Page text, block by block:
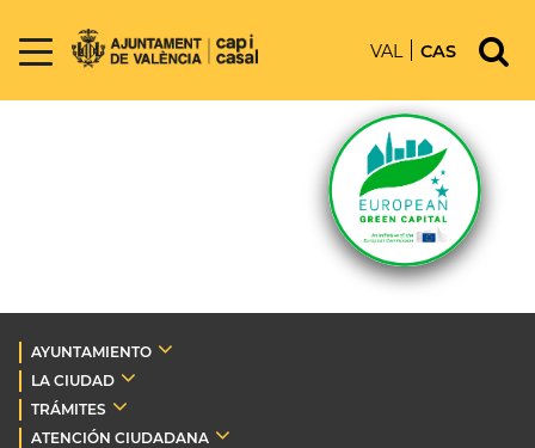
VAL CAS
AYUNTAMIENTO
LA CIUDAD
TRÁMITES
ATENCIÓN CIUDADANA